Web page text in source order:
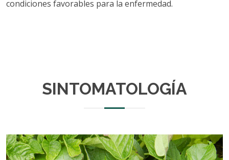
condiciones favorables para la enfermedad.
SINTOMATOLOGÍA